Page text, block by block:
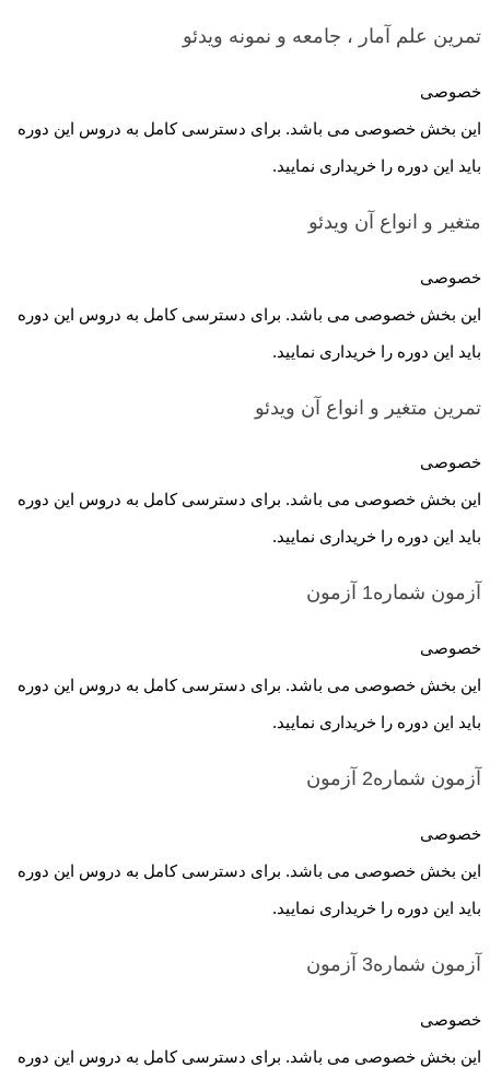
تمرین علم آمار ، جامعه و نمونه ویدئو
خصوصی
این بخش خصوصی می باشد. برای دسترسی کامل به دروس این دوره
باید این دوره را خریداری نمایید.
متغیر و انواع آن ویدئو
خصوصی
این بخش خصوصی می باشد. برای دسترسی کامل به دروس این دوره
باید این دوره را خریداری نمایید.
تمرین متغیر و انواع آن ویدئو
خصوصی
این بخش خصوصی می باشد. برای دسترسی کامل به دروس این دوره
باید این دوره را خریداری نمایید.
آزمون شماره1 آزمون
خصوصی
این بخش خصوصی می باشد. برای دسترسی کامل به دروس این دوره
باید این دوره را خریداری نمایید.
آزمون شماره2 آزمون
خصوصی
این بخش خصوصی می باشد. برای دسترسی کامل به دروس این دوره
باید این دوره را خریداری نمایید.
آزمون شماره3 آزمون
خصوصی
این بخش خصوصی می باشد. برای دسترسی کامل به دروس این دوره